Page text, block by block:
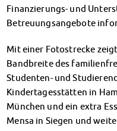
Kultur & Internationales
Beratung für
IKUS und InterKultiTreff
Kulturförderung
KreativWorkshops
Magdeburger
AnsprechpartnerInnen
Kinderbetreuung
Finanzierungs- und
Betreuungsangebote
Mit einer Fotostrecke
Bandbreite des
Studenten- und
Kindertagesstätten in
München und ein extra
Mensa in Siegen und